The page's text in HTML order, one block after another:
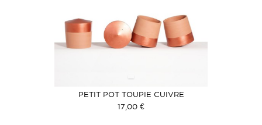
PETIT POT TOUPIE CUIVRE
17,00 €